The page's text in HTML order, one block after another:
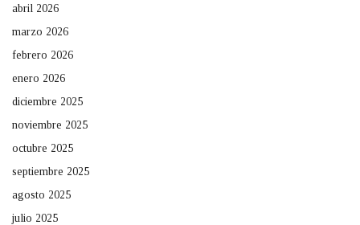
abril 2026
marzo 2026
febrero 2026
enero 2026
diciembre 2025
noviembre 2025
octubre 2025
septiembre 2025
agosto 2025
julio 2025